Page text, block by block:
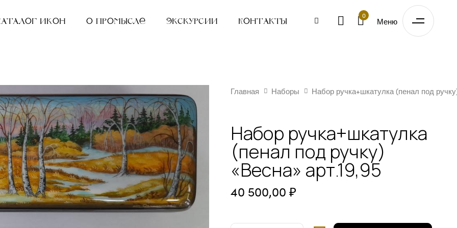
икон О промысле Экскурсии Контакты
0
Меню
Главная Наборы Набор ручка+шкатулка (пенал под
Набор ручка+шкатулка
(пенал под ручку)
«Весна» арт.19,95
40 500,00 ₽
НАБОР
РУЧКА+ШКАТУЛКА
РУЧКУ)
"ВЕСНА"
АРТ.19,95
КОЛ-
ВО